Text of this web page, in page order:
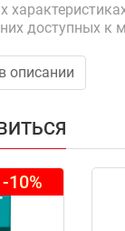
доступных к
описании
-10%